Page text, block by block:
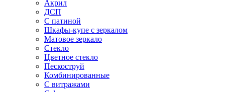
Акрил
ДСП
С патиной
Шкафы-купе с зеркалом
Матовое зеркало
Стекло
Цветное стекло
Пескоструй
Комбинированные
С витражами